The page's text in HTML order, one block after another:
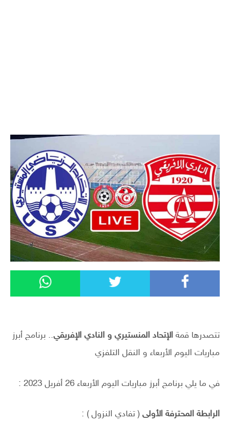
تتصدرها قمة الإتحاد المنستيري و النادي الإفريقي.. برنامج أبرز
مباريات اليوم الأربعاء و النقل التلفزي
في ما يلي برنامج أبرز مباريات اليوم الأربعاء 26 أفريل 2023 :
الرابطة المحترفة الأولى ( تفادي النزول ) :